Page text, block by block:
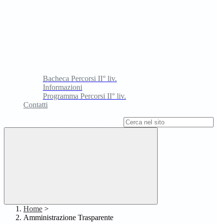
Bacheca Percorsi II° liv.
Informazioni
Programma Percorsi II° liv.
Contatti
Home >
Amministrazione Trasparente